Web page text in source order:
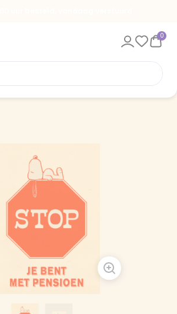
0